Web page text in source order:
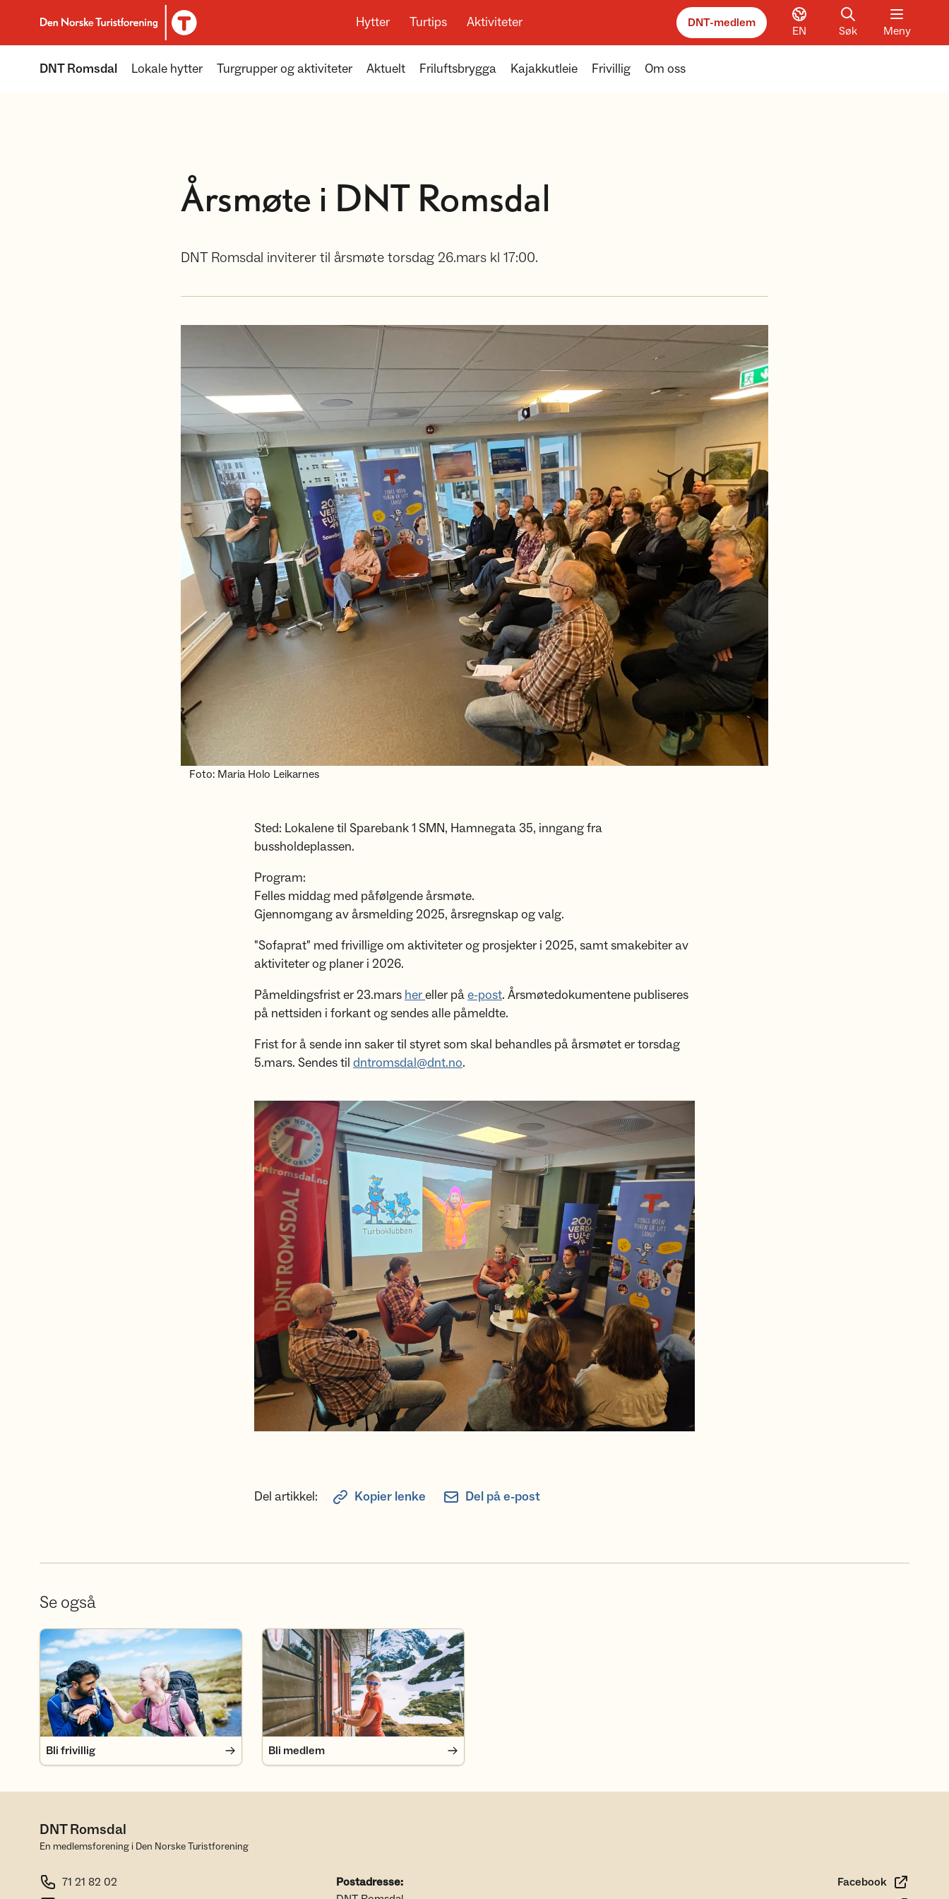
Til DNT.no forside
Hytter Turtips Aktiviteter DNT-medlem
EN Søk Meny
DNT Romsdal Lokale hytter Turgrupper og aktiviteter Aktuelt Friluftsbrygga Kajakkutleie Frivillig Om oss
Årsmøte i DNT Romsdal
DNT Romsdal inviterer til årsmøte torsdag 26.mars kl 17:00.
Foto: Maria Holo Leikarnes
Sted: Lokalene til Sparebank 1 SMN, Hamnegata 35, inngang fra
bussholdeplassen.
Program:
Felles middag med påfølgende årsmøte.
Gjennomgang av årsmelding 2025, årsregnskap og valg.
"Sofaprat" med frivillige om aktiviteter og prosjekter i 2025, samt smakebiter av
aktiviteter og planer i 2026.
Påmeldingsfrist er 23.mars hereller påe-post. Årsmøtedokumentene publiseres
på nettsiden i forkant og sendes alle påmeldte.
Frist for å sende inn saker til styret som skal behandles på årsmøtet er torsdag
5.mars. Sendes til dntromsdal@dnt.no.
Del artikkel: Kopier lenke Del på e-post
Se også
Bli frivillig
Bli frivillig
Bli medlem
Bli medlem
DNT Romsdal
En medlemsforening i Den Norske Turistforening
71 21 82 02
Postadresse:
Facebook